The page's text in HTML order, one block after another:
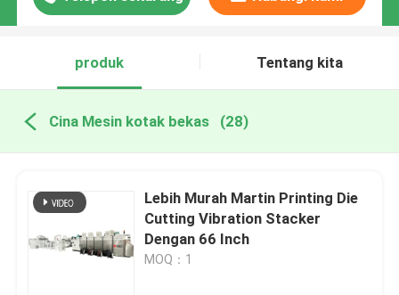
produk Tentang kita
Cina Mesin kotak bekas (28)
Lebih Murah Martin Printing Die
Cutting Vibration Stacker
Dengan 66 Inch
MOQ：1